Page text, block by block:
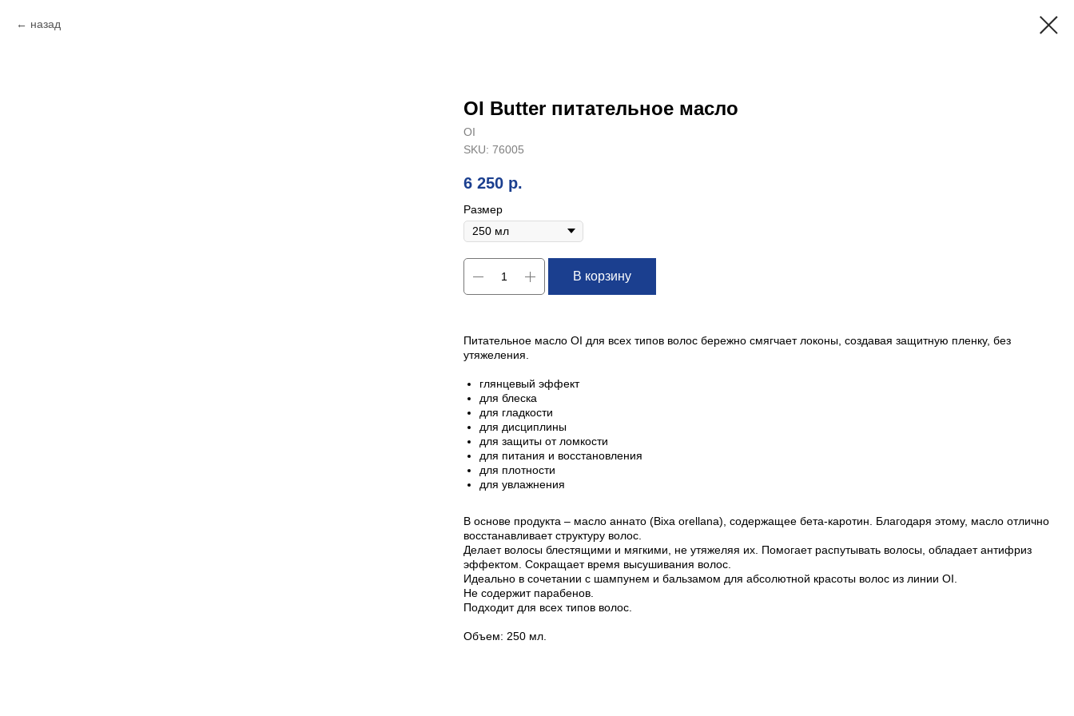
назад
OI Butter питательное масло
OI
SKU: 76005
6 250 р.
Размер
В корзину
Питательное масло OI для всех типов волос бережно смягчает локоны, создавая защитную пленку, без
утяжеления.
глянцевый эффект
для блеска
для гладкости
для дисциплины
для защиты от ломкости
для питания и восстановления
для плотности
для увлажнения
В основе продукта – масло аннато (Bixa orellana), содержащее бета-каротин. Благодаря этому, масло отлично
восстанавливает структуру волос.
Делает волосы блестящими и мягкими, не утяжеляя их. Помогает распутывать волосы, обладает антифриз
эффектом. Сокращает время высушивания волос.
Идеально в сочетании с шампунем и бальзамом для абсолютной красоты волос из линии OI.
Не содержит парабенов.
Подходит для всех типов волос.
Объем: 250 мл.